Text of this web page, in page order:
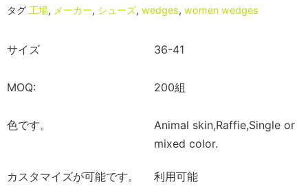
タグ 工場, メーカー, シューズ, wedges, women wedges
サイズ 36-41
MOQ: 200組
色です。
Animal skin,Raffie,Single or
mixed color.
カスタマイズが可能です。 利用可能